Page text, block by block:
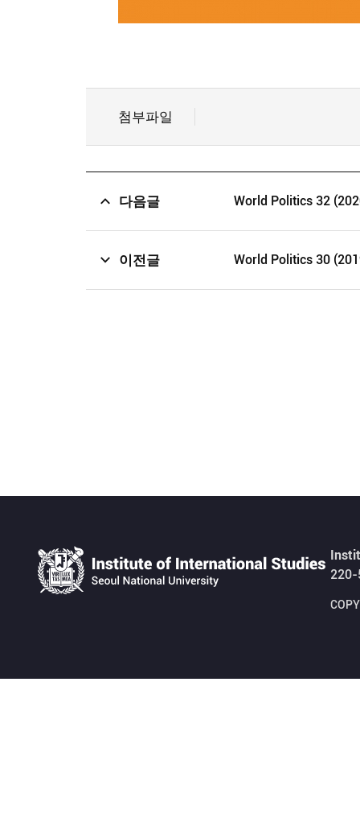
첨부파일
다음글 World Politics 32
이전글 World Politics 30
220-